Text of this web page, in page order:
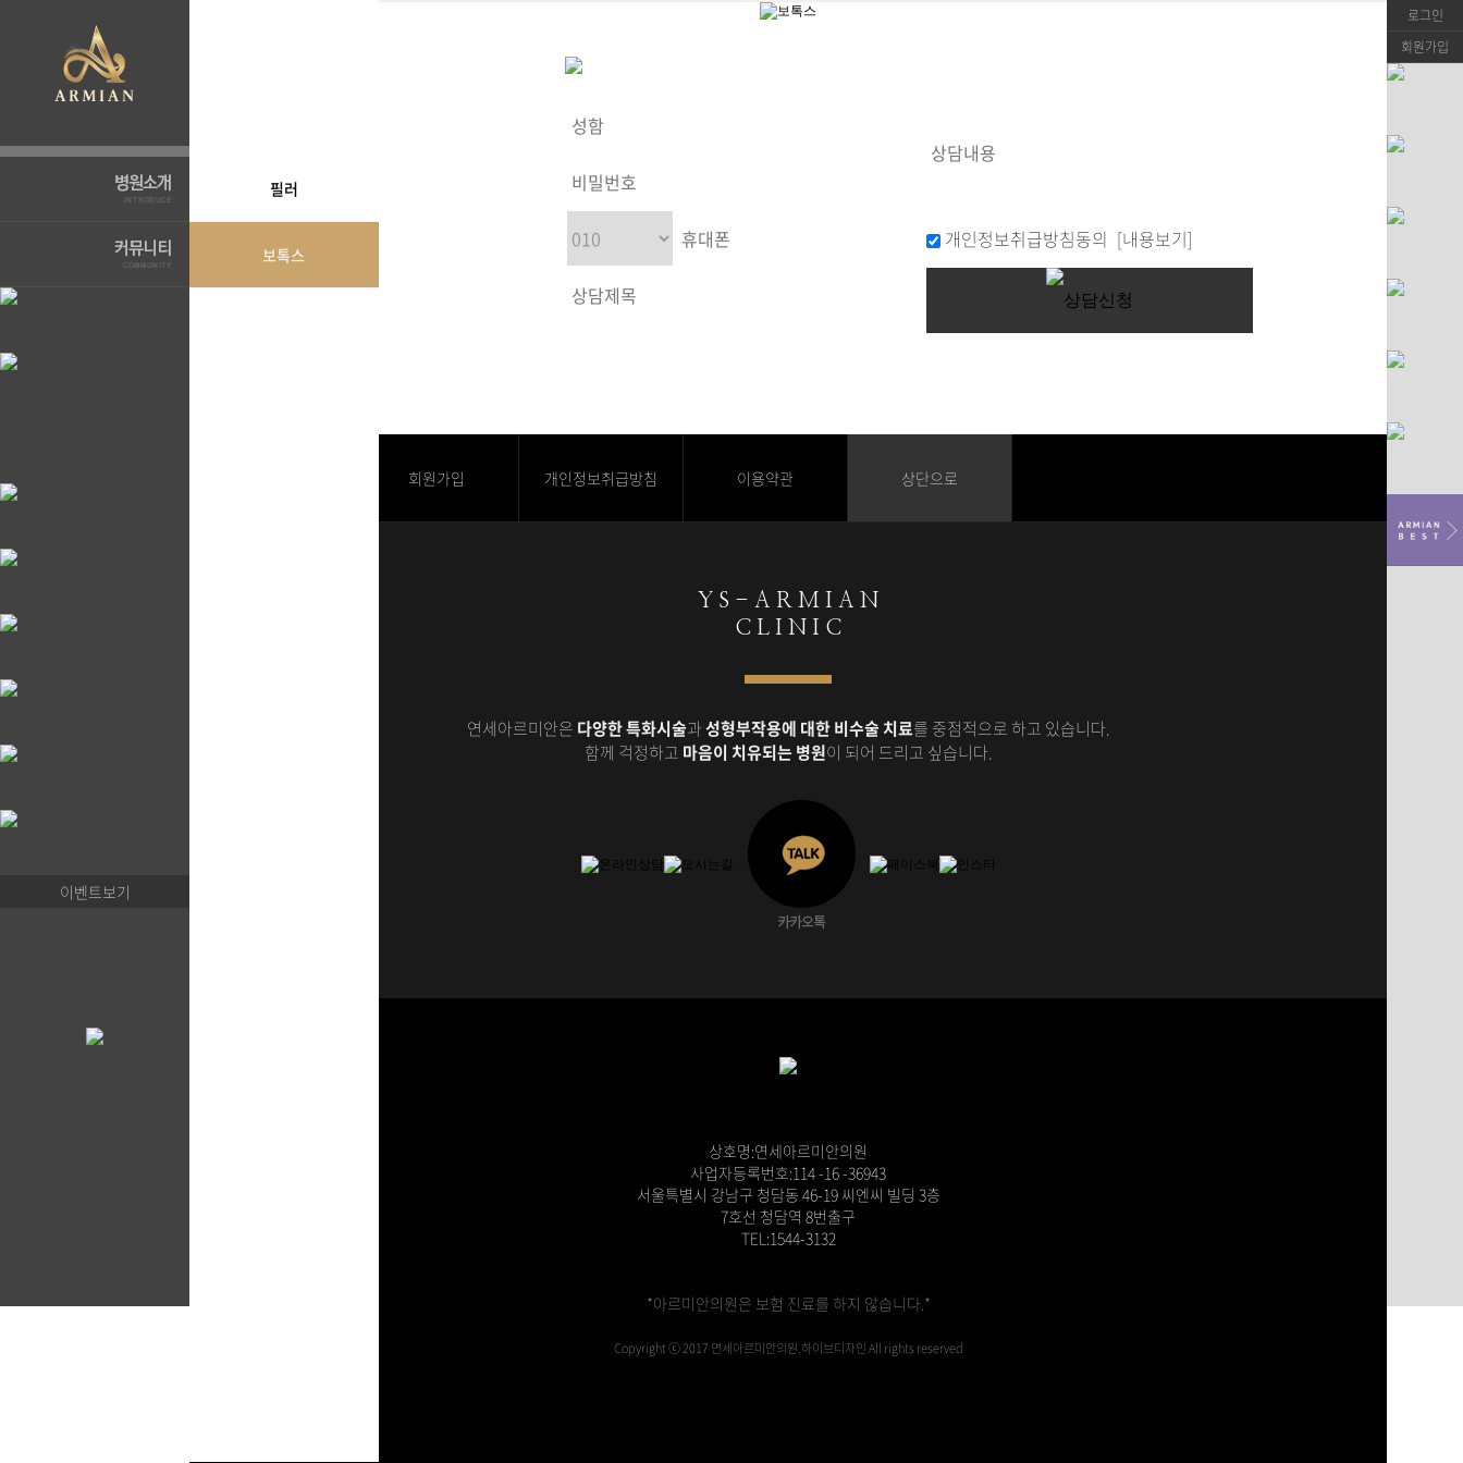
이벤트보기
로그인
회원가입
필러
보톡스
개인정보취급방침동의 [내용보기]
회원가입 개인정보취급방침 이용약관 상단으로
Y S - A R M I A N
C L I N I C
연세아르미안은 다양한 특화시술과성형부작용에 대한 비수술 치료를 중점적으로 하고 있습니다.
함께 걱정하고 마음이 치유되는 병원이 되어 드리고 싶습니다.
상호명:연세아르미안의원
사업자등록번호:114 -16 -36943
서울특별시 강남구 청담동 46-19 씨엔씨 빌딩 3층
7호선 청담역 8번출구
TEL:1544-3132
*아르미안의원은 보험 진료를 하지 않습니다.*
Copyright ⓒ 2017 연세아르미안의원.하이브디자인 All rights reserved